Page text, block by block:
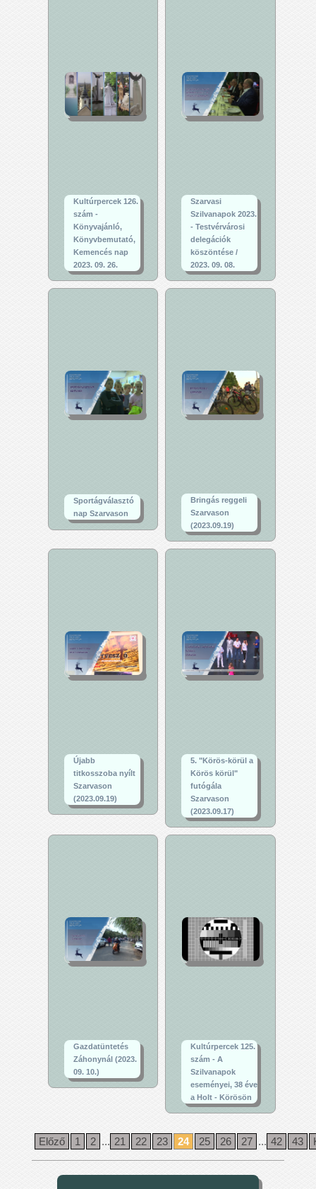
Kultúrpercek 126.
szám -
Könyvajánló,
Könyvbemutató,
Kemencés nap
2023. 09. 26.
Szarvasi
Szilvanapok 2023.
- Testvérvárosi
delegációk
köszöntése /
2023. 09. 08.
Sportágválasztó
nap Szarvason
Bringás reggeli
Szarvason
(2023.09.19)
Újabb
titkosszoba nyílt
Szarvason
(2023.09.19)
5. "Körös-körül a
Körös körül"
futógála
Szarvason
(2023.09.17)
Gazdatüntetés
Záhonynál (2023.
09. 10.)
Kultúrpercek 125.
szám - A
Szilvanapok
eseményei, 38 éve
a Holt - Körösön
Előző 1 2 ... 21 22 23 24 25 26 27 ... 42 43